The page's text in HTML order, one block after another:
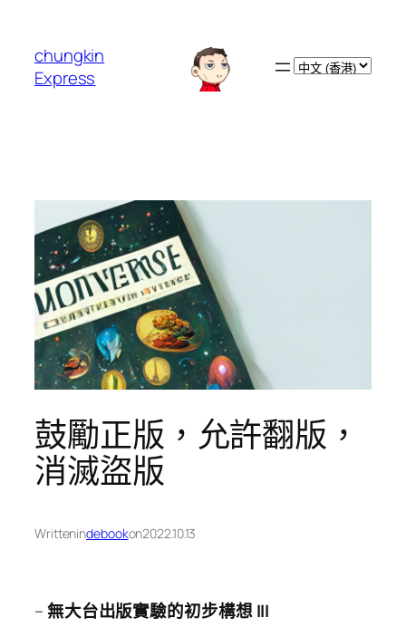
chungkin
Express
Choose
鼓勵正版，允許翻版，
消滅盜版
Writtenindebookon2022.10.13
–無大台出版實驗的初步構想 III